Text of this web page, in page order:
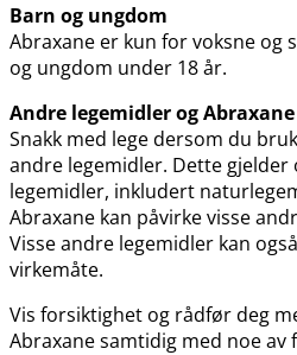
Barn og ungdom
Abraxane er kun for voksne og
og ungdom under 18 år.
Andre legemidler og Abraxane
Snakk med lege dersom du
andre legemidler. Dette gjelder
legemidler, inkludert
Abraxane kan påvirke visse
Visse andre legemidler kan
virkemåte.
Vis forsiktighet og rådfør deg
Abraxane samtidig med noe av